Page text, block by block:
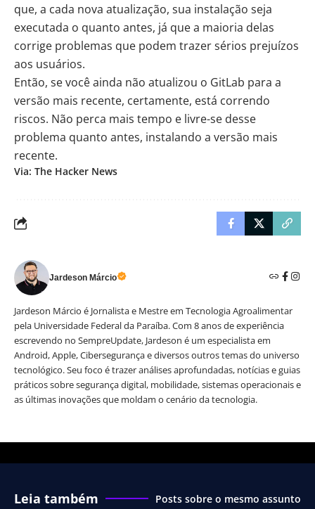
que, a cada nova atualização, sua instalação seja
executada o quanto antes, já que a maioria delas
corrige problemas que podem trazer sérios prejuízos
aos usuários.
Então, se você ainda não atualizou o GitLab para a
versão mais recente, certamente, está correndo
riscos. Não perca mais tempo e livre-se desse
problema quanto antes, instalando a versão mais
recente.
Via: The Hacker News
Jardeson Márcio
Jardeson Márcio é Jornalista e Mestre em Tecnologia Agroalimentar
pela Universidade Federal da Paraíba. Com 8 anos de experiência
escrevendo no SempreUpdate, Jardeson é um especialista em
Android, Apple, Cibersegurança e diversos outros temas do universo
tecnológico. Seu foco é trazer análises aprofundadas, notícias e guias
práticos sobre segurança digital, mobilidade, sistemas operacionais e
as últimas inovações que moldam o cenário da tecnologia.
Leia também Posts sobre o mesmo assunto